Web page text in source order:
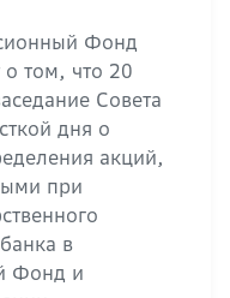
Фонд
том, что 20
Совета
дня о
акций,
при
в
Фонд и